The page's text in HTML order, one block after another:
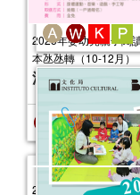
2025年嬰幼兒親子閱
本氹氹轉（10-12月）
活動日期：